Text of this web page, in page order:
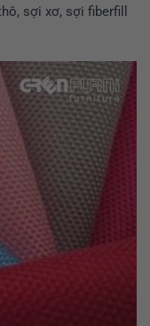
sợi xơ, sợi fiberfill